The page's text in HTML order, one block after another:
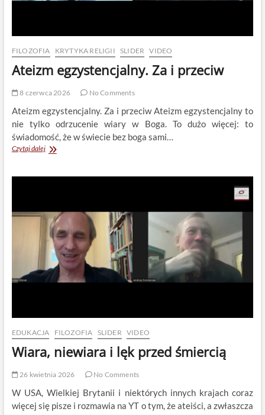
FILOZOFIA KRYTYKA RELIGII SLIDER VIDEO
Ateizm egzystencjalny. Za i przeciw
8 czerwca 2026 No Comments
Ateizm egzystencjalny. Za i przeciw Ateizm egzystencjalny to
nie tylko odrzucenie wiary w Boga. To dużo więcej: to
świadomość, że w świecie bez boga sami…
Czytaj dalejAteizm
EDUKACJA FILOZOFIA SLIDER VIDEO
Wiara, niewiara i lęk przed śmiercią
26 kwietnia 2026 No Comments
W USA, Wielkiej Brytanii i niektórych innych krajach coraz
więcej się pisze i rozmawia na YT o tym, że ateiści, a zwłaszcza